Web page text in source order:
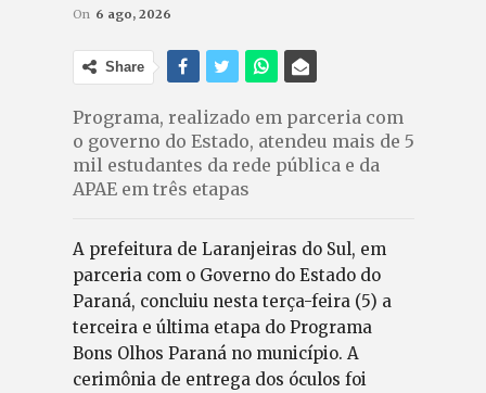
On 6 ago, 2026
Share
Programa, realizado em parceria com
o governo do Estado, atendeu mais de 5
mil estudantes da rede pública e da
APAE em três etapas
A prefeitura de Laranjeiras do Sul, em
parceria com o Governo do Estado do
Paraná, concluiu nesta terça-feira (5) a
terceira e última etapa do Programa
Bons Olhos Paraná no município. A
cerimônia de entrega dos óculos foi